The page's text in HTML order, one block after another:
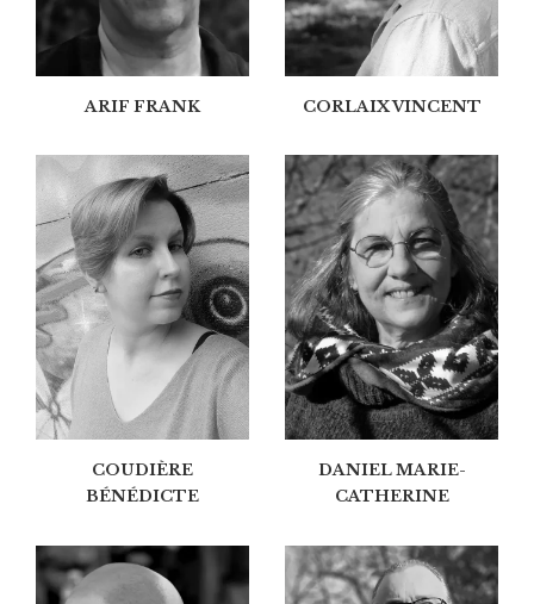
ARIF FRANK CORLAIX VINCENT
COUDIÈRE
BÉNÉDICTE
DANIEL MARIE-
CATHERINE